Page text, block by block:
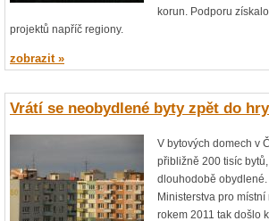
korun. Podporu
projektů napříč regiony.
zobrazit »
Vrátí se neobydlené byty zpět do
V bytových domech v
přibližně 200 tisíc
dlouhodobě obydlené.
Ministerstva pro
rokem 2011 tak došlo